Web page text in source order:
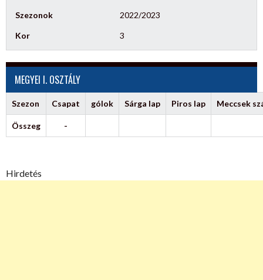
Szezonok 2022/2023
Kor 3
MEGYEI I. OSZTÁLY
Szezon Csapat gólok Sárga lap Piros lap Meccsek
Összeg -
Hirdetés